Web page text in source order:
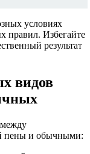
условиях
правил. Избегайте
результат
видов
пены и обычными: